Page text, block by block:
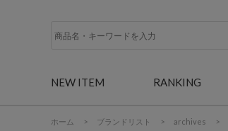
NEW ITEM RANKING
ホーム > ブランドリスト > archives >